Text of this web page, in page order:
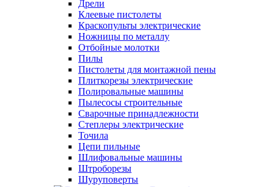
Дрели
Клеевые пистолеты
Краскопульты электрические
Ножницы по металлу
Отбойные молотки
Пилы
Пистолеты для монтажной пены
Плиткорезы электрические
Полировальные машины
Пылесосы строительные
Сварочные принадлежности
Степлеры электрические
Точила
Цепи пильные
Шлифовальные машины
Штроборезы
Шуруповерты